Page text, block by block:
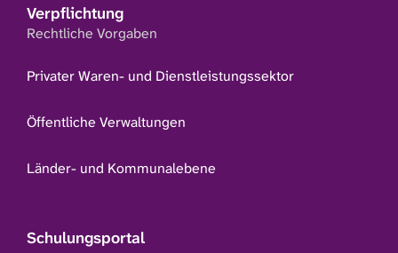
Verpflichtung
Rechtliche Vorgaben
Privater Waren- und Dienstleistungssektor
Öffentliche Verwaltungen
Länder- und Kommunalebene
Schulungsportal